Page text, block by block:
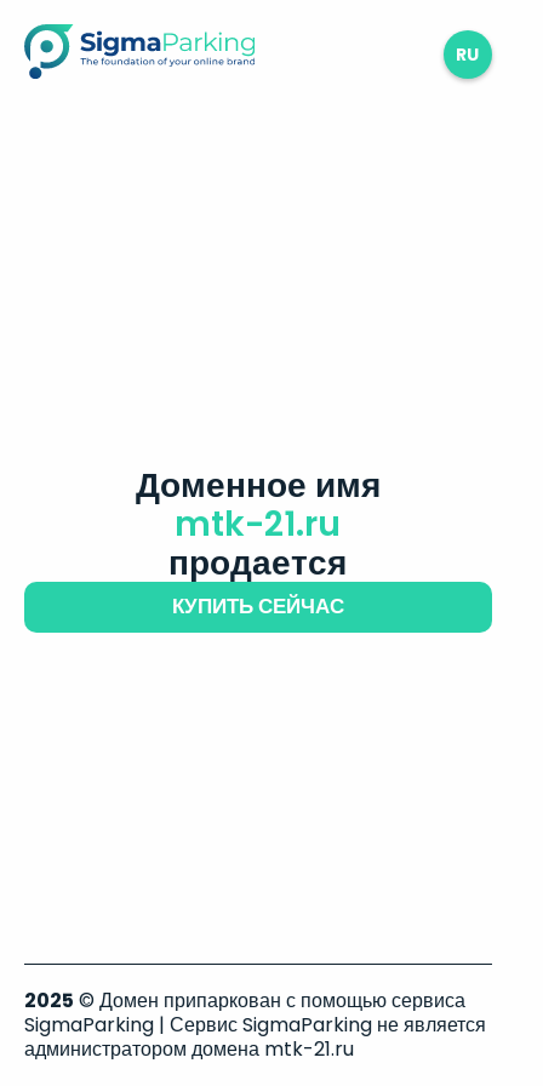
RU
Доменное имя
mtk-21.ru
продается
КУПИТЬ СЕЙЧАС
2025 © Домен припаркован с помощью сервиса
SigmaParking | Сервис SigmaParking не является
администратором домена mtk-21.ru